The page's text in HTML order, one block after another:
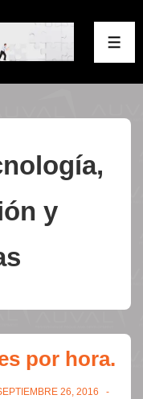
y
por hora.
26, 2016